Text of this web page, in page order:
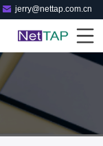
jerry@nettap.com.cn